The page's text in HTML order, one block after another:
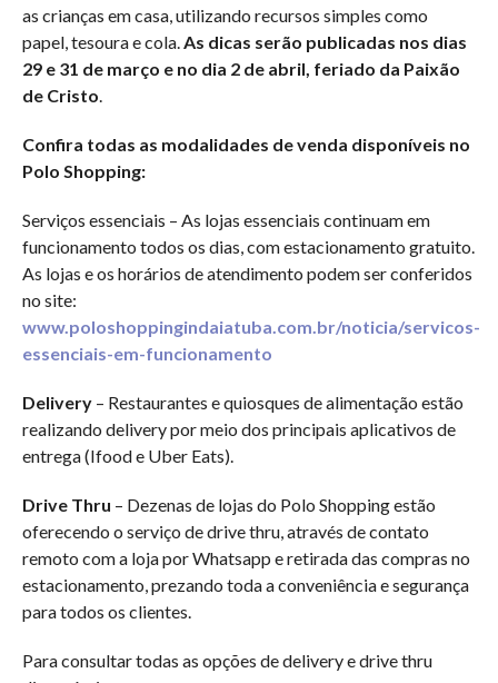
as crianças em casa, utilizando recursos simples como
papel, tesoura e cola. As dicas serão publicadas nos dias
29 e 31 de março e no dia 2 de abril, feriado da Paixão
de Cristo
Confira todas as modalidades de venda disponíveis no
Polo Shopping:
Serviços essenciais – As lojas essenciais continuam em
funcionamento todos os dias, com estacionamento gratuito.
As lojas e os horários de atendimento podem ser conferidos
no site:
www.poloshoppingindaiatuba.com.br/noticia/servicos-
essenciais-em-funcionamento
Delivery– Restaurantes e quiosques de alimentação estão
realizando delivery por meio dos principais aplicativos de
entrega (Ifood e Uber Eats).
Drive Thru – Dezenas de lojas do Polo Shopping estão
oferecendo o serviço de drive thru, através de contato
remoto com a loja por Whatsapp e retirada das compras no
estacionamento, prezando toda a conveniência e segurança
para todos os clientes.
Para consultar todas as opções de delivery e drive thru